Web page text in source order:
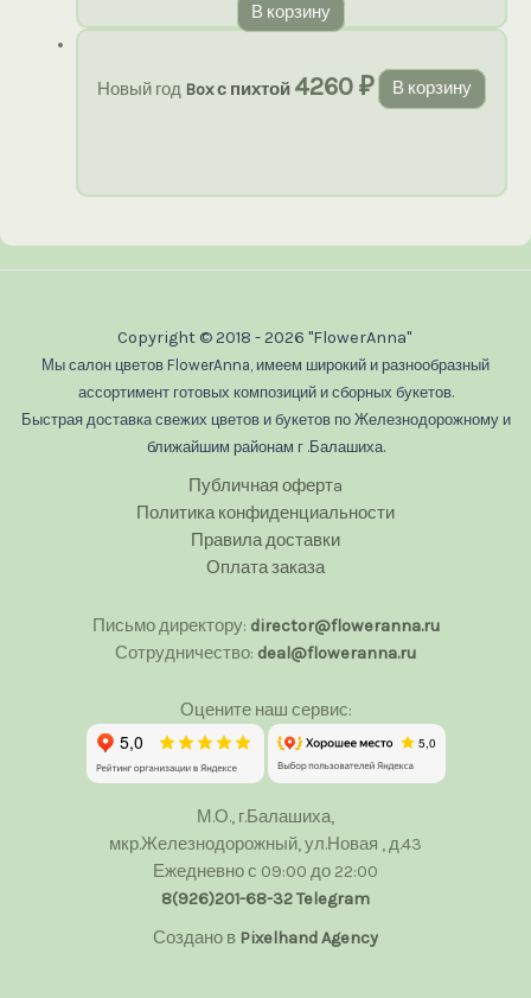
В корзину
Новый год Box с пихтой 4260₽ В корзину
Copyright © 2018 - 2026 "FlowerAnna"
Мы салон цветов FlowerAnna, имеем широкий и разнообразный
ассортимент готовых композиций и сборных букетов.
Быстрая доставка свежих цветов и букетов по Железнодорожному и
ближайшим районам г .Балашиха.
Публичная офертa
Политика конфиденциальности
Правила доставки
Оплата заказа
Письмо директору: director@floweranna.ru
Сотрудничество: deal@floweranna.ru
Оцените наш сервис:
М.О., г.Балашиха,
мкр.Железнодорожный, ул.Новая , д.43
Ежедневно с 09:00 до 22:00
8(926)201-68-32Telegram
Создано в Pixelhand Agency